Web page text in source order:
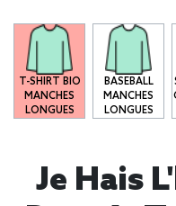
T-SHIRT BIO
MANCHES
LONGUES
BASEBALL
MANCHES
LONGUES
Je Hais